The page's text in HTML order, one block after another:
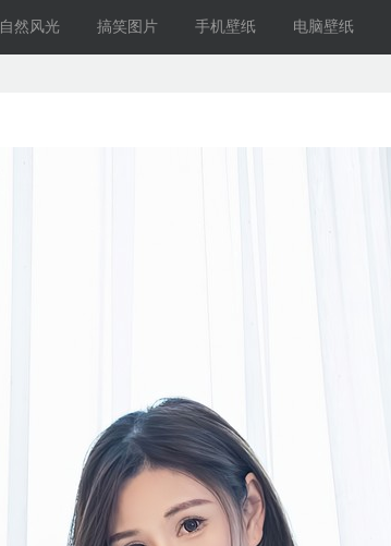
自然风光 搞笑图片 手机壁纸 电脑壁纸